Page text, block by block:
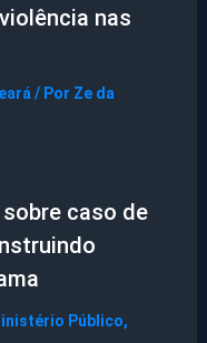
nas
/ Por Ze da
caso de
Público,